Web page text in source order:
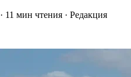
· 11 мин чтения · Редакция